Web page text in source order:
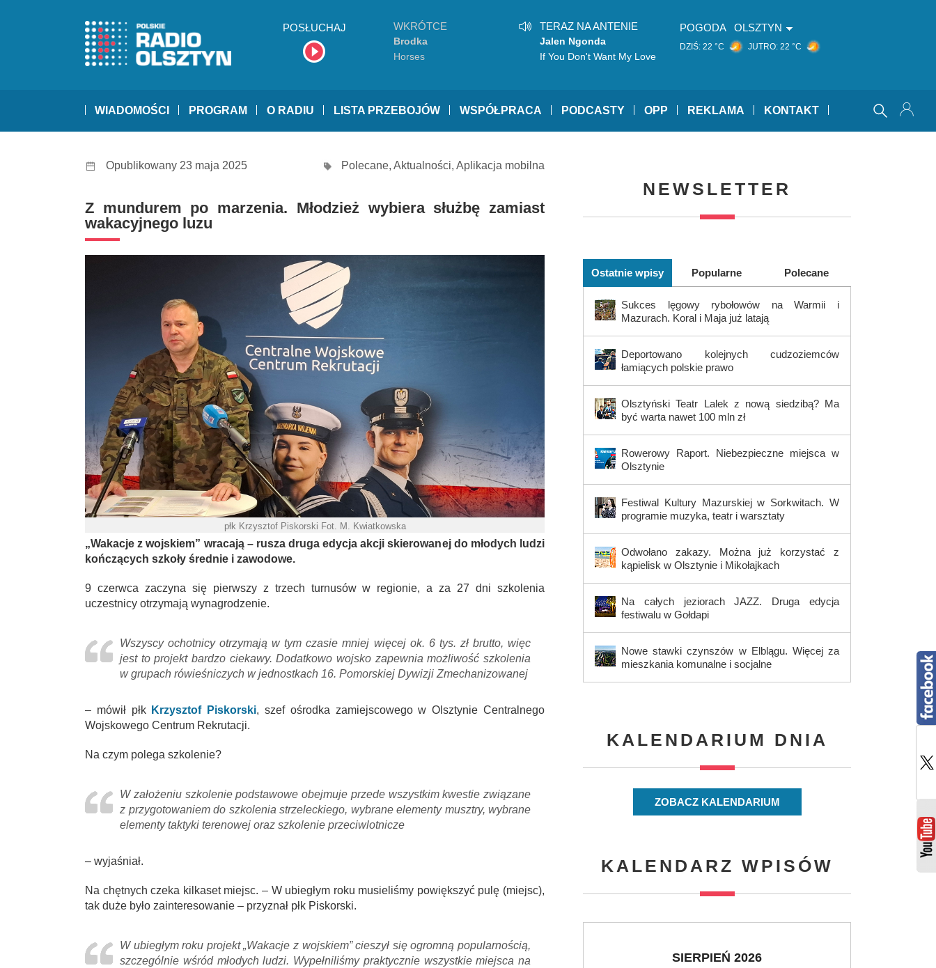
POSŁUCHAJ WKRÓTCE
Brodka
Horses
TERAZ NA ANTENIE
Jalen Ngonda
If You Don't Want My Love
POGODA OLSZTYN
DZIŚ: 22 °C JUTRO: 22 °C
WIADOMOŚCI PROGRAM O RADIU LISTA PRZEBOJÓW WSPÓŁPRACA PODCASTY OPP REKLAMA KONTAKT
Opublikowany 23 maja 2025 Polecane, Aktualności, Aplikacja mobilna
Z mundurem po marzenia. Młodzież wybiera służbę zamiast
wakacyjnego luzu
płk Krzysztof Piskorski Fot. M. Kwiatkowska
„Wakacje z wojskiem” wracają – rusza druga edycja akcji skierowanej do młodych ludzi
kończących szkoły średnie i zawodowe.
9 czerwca zaczyna się pierwszy z trzech turnusów w regionie, a za 27 dni szkolenia
uczestnicy otrzymają wynagrodzenie.
Wszyscy ochotnicy otrzymają w tym czasie mniej więcej ok. 6 tys. zł brutto, więc
jest to projekt bardzo ciekawy. Dodatkowo wojsko zapewnia możliwość szkolenia
w grupach rówieśniczych w jednostkach 16. Pomorskiej Dywizji Zmechanizowanej
– mówił płkKrzysztof Piskorski, szef ośrodka zamiejscowego w Olsztynie Centralnego
Wojskowego Centrum Rekrutacji.
Na czym polega szkolenie?
W założeniu szkolenie podstawowe obejmuje przede wszystkim kwestie związane
z przygotowaniem do szkolenia strzeleckiego, wybrane elementy musztry, wybrane
elementy taktyki terenowej oraz szkolenie przeciwlotnicze
– wyjaśniał.
Na chętnych czeka kilkaset miejsc. – W ubiegłym roku musieliśmy powiększyć pulę (miejsc),
tak duże było zainteresowanie – przyznał płk Piskorski.
W ubiegłym roku projekt „Wakacje z wojskiem” cieszył się ogromną popularnością,
szczególnie wśród młodych ludzi. Wypełniliśmy praktycznie wszystkie miejsca na
NEWSLETTER
Ostatnie wpisy Popularne Polecane
Sukces lęgowy rybołowów na Warmii i
Mazurach. Koral i Maja już latają
Deportowano kolejnych cudzoziemców
łamiących polskie prawo
Olsztyński Teatr Lalek z nową siedzibą? Ma
być warta nawet 100 mln zł
Rowerowy Raport. Niebezpieczne miejsca w
Olsztynie
Festiwal Kultury Mazurskiej w Sorkwitach. W
programie muzyka, teatr i warsztaty
Odwołano zakazy. Można już korzystać z
kąpielisk w Olsztynie i Mikołajkach
Na całych jeziorach JAZZ. Druga edycja
festiwalu w Gołdapi
Nowe stawki czynszów w Elblągu. Więcej za
mieszkania komunalne i socjalne
KALENDARIUM DNIA
ZOBACZ KALENDARIUM
KALENDARZ WPISÓW
SIERPIEŃ 2026